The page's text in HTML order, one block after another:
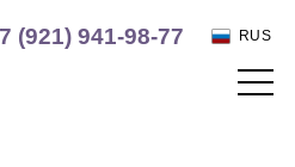
(921) 941-98-77 RUS